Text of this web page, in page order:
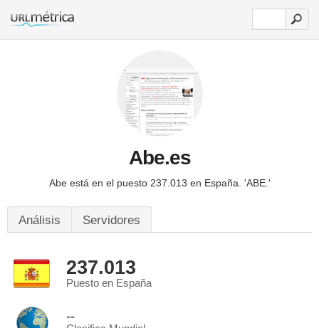
Abe.es
Abe está en el puesto 237.013 en España. 'ABE.'
Análisis Servidores
237.013
Puesto en España
--